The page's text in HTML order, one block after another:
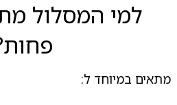
למי המסלול
מתאים במיוחד ל: